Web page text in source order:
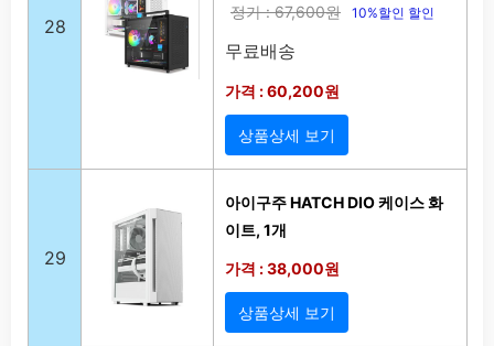
28
정가 : 67,600원 10%할인 할인
무료배송
가격 : 60,200원
상품상세 보기
29
아이구주 HATCH DIO 케이스 화
이트, 1개
가격 : 38,000원
상품상세 보기